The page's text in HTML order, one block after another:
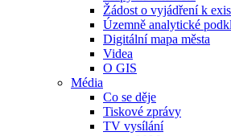
Žádost o vyjádření k
Územně analytické
Digitální mapa města
Videa
O GIS
Média
Co se děje
Tiskové zprávy
TV vysílání